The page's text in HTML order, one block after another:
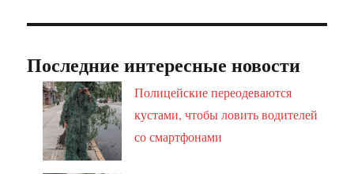
Последние интересные новости
Полицейские переодеваются
кустами, чтобы ловить водителей
со смартфонами